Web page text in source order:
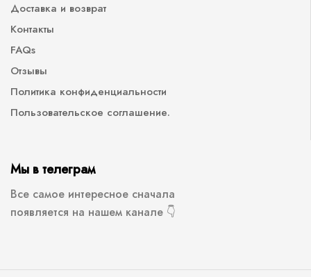
Доставка и возврат
Контакты
FAQs
Отзывы
Политика конфиденциальности
Пользовательское соглашение.
Мы в телеграм
Все самое интересное сначала
появляется на нашем канале 👇